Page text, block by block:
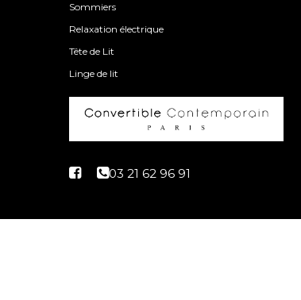
Sommiers
Relaxation électrique
Tête de Lit
Linge de lit